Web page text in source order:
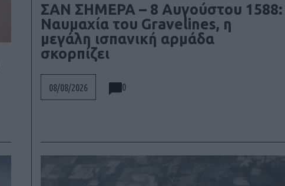
ΣΑΝ ΣΗΜΕΡΑ – 8 Αυγούστου 1588:
Ναυμαχία του Gravelines, η
μεγάλη ισπανική αρμάδα
σκορπίζει
08/08/2026 0